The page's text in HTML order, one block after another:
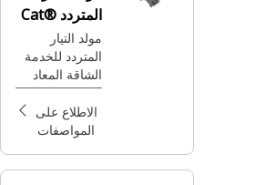
المتردد Cat®
Reman
مولد التيار
المتردد للخدمة
الشاقة المعاد
تصنيعه بقوة 24
فولت، 115
أمبير
الاطلاع على
المواصفات